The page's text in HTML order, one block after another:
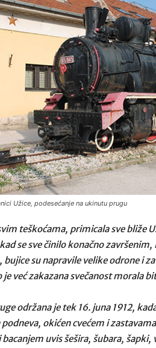
Užice, podesećanje na ukinutu prugu
teškoćama, primicala sve bliže
se sve činilo konačno
bujice su napravile velike odrone i
već zakazana svečanost morala
održana je tek 16. juna 1912,
podneva, okićen cvećem i
uvis šešira, šubara,